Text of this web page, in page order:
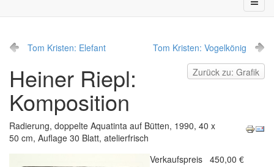
Tom Kristen: Elefant
Tom Kristen: Vogelkönig
Zurück zu: Grafik
Heiner Riepl:
Komposition
Radierung, doppelte Aquatinta auf Bütten, 1990, 40 x
50 cm, Auflage 30 Blatt, atelierfrisch
Verkaufspreis 450,00 €